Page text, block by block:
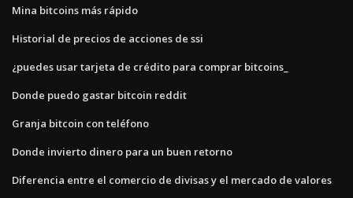
Mina bitcoins más rápido
Historial de precios de acciones de ssi
¿puedes usar tarjeta de crédito para comprar bitcoins_
Donde puedo gastar bitcoin reddit
Granja bitcoin con teléfono
Donde invierto dinero para un buen retorno
Diferencia entre el comercio de divisas y el mercado de valores